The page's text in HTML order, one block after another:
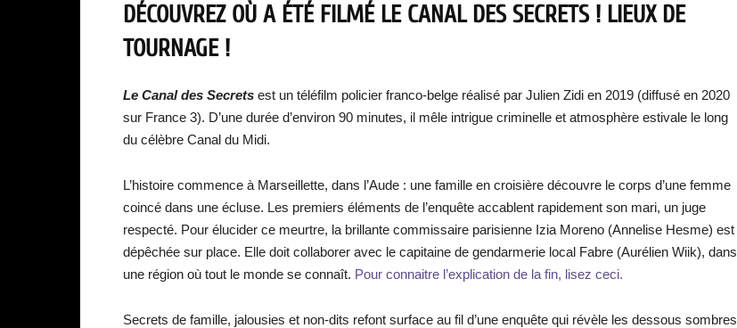
DÉCOUVREZ OÙ A ÉTÉ FILMÉ LE CANAL DES SECRETS ! LIEUX DE
TOURNAGE !
Le Canal des Secrets est un téléfilm policier franco-belge réalisé par Julien Zidi en 2019 (diffusé en 2020
sur France 3). D’une durée d’environ 90 minutes, il mêle intrigue criminelle et atmosphère estivale le long
du célèbre Canal du Midi.
L’histoire commence à Marseillette, dans l’Aude : une famille en croisière découvre le corps d’une femme
coincé dans une écluse. Les premiers éléments de l’enquête accablent rapidement son mari, un juge
respecté. Pour élucider ce meurtre, la brillante commissaire parisienne Izia Moreno (Annelise Hesme) est
dépêchée sur place. Elle doit collaborer avec le capitaine de gendarmerie local Fabre (Aurélien Wiik), dans
une région où tout le monde se connaît. Pour connaitre l’explication de la fin, lisez ceci.
Secrets de famille, jalousies et non-dits refont surface au fil d’une enquête qui révèle les dessous sombres